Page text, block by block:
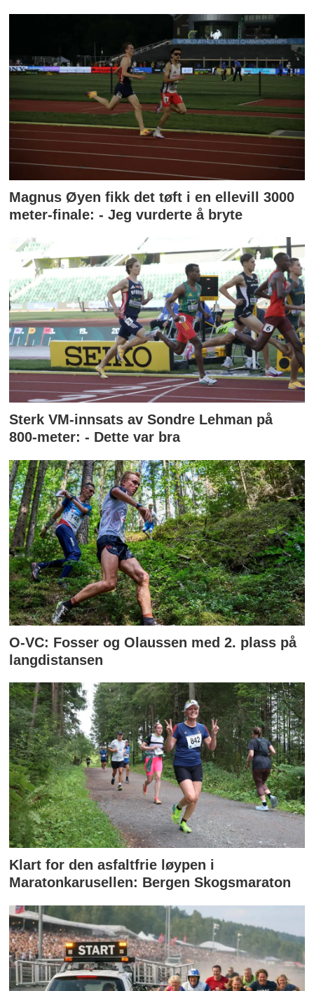
Magnus Øyen fikk det tøft i en ellevill 3000
meter-finale: - Jeg vurderte å bryte
Sterk VM-innsats av Sondre Lehman på
800-meter: - Dette var bra
O-VC: Fosser og Olaussen med 2. plass på
langdistansen
Klart for den asfaltfrie løypen i
Maratonkarusellen: Bergen Skogsmaraton